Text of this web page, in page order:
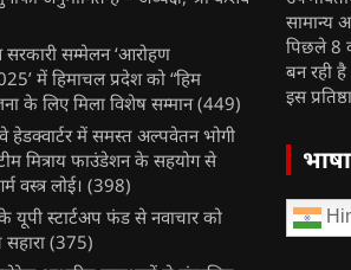
सम्मेलन ‘आरोहण
में हिमाचल प्रदेश को “हिम
के लिए मिला विशेष सम्मान (449)
हेडक्वार्टर में समस्त अल्पवेतन भोगी
मित्राय फाउंडेशन के सहयोग से
वस्त्र लोई। (398)
स्टार्टअप फंड से नवाचार को
(375)
सामान्य
पिछले 8
बन रही है
इस